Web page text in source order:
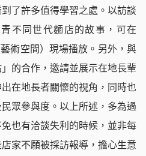
了許多值得學習之處。以訪談
不同世代麵店的故事，可在
術空間）現場播放。另外，與
的合作，邀請並展示在地長輩
在地長者關懷的視角，同時也
眾參與度。以上所述，多為過
也有洽談失利的時候，並非每
家不願被採訪報導，擔心生意